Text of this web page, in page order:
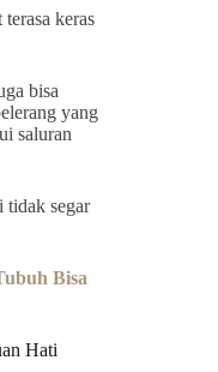
keras
bisa
yang
saluran
tidak segar
Bisa
Hati